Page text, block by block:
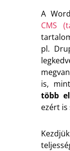
A
CMS
pl.
is,
több
ezért is